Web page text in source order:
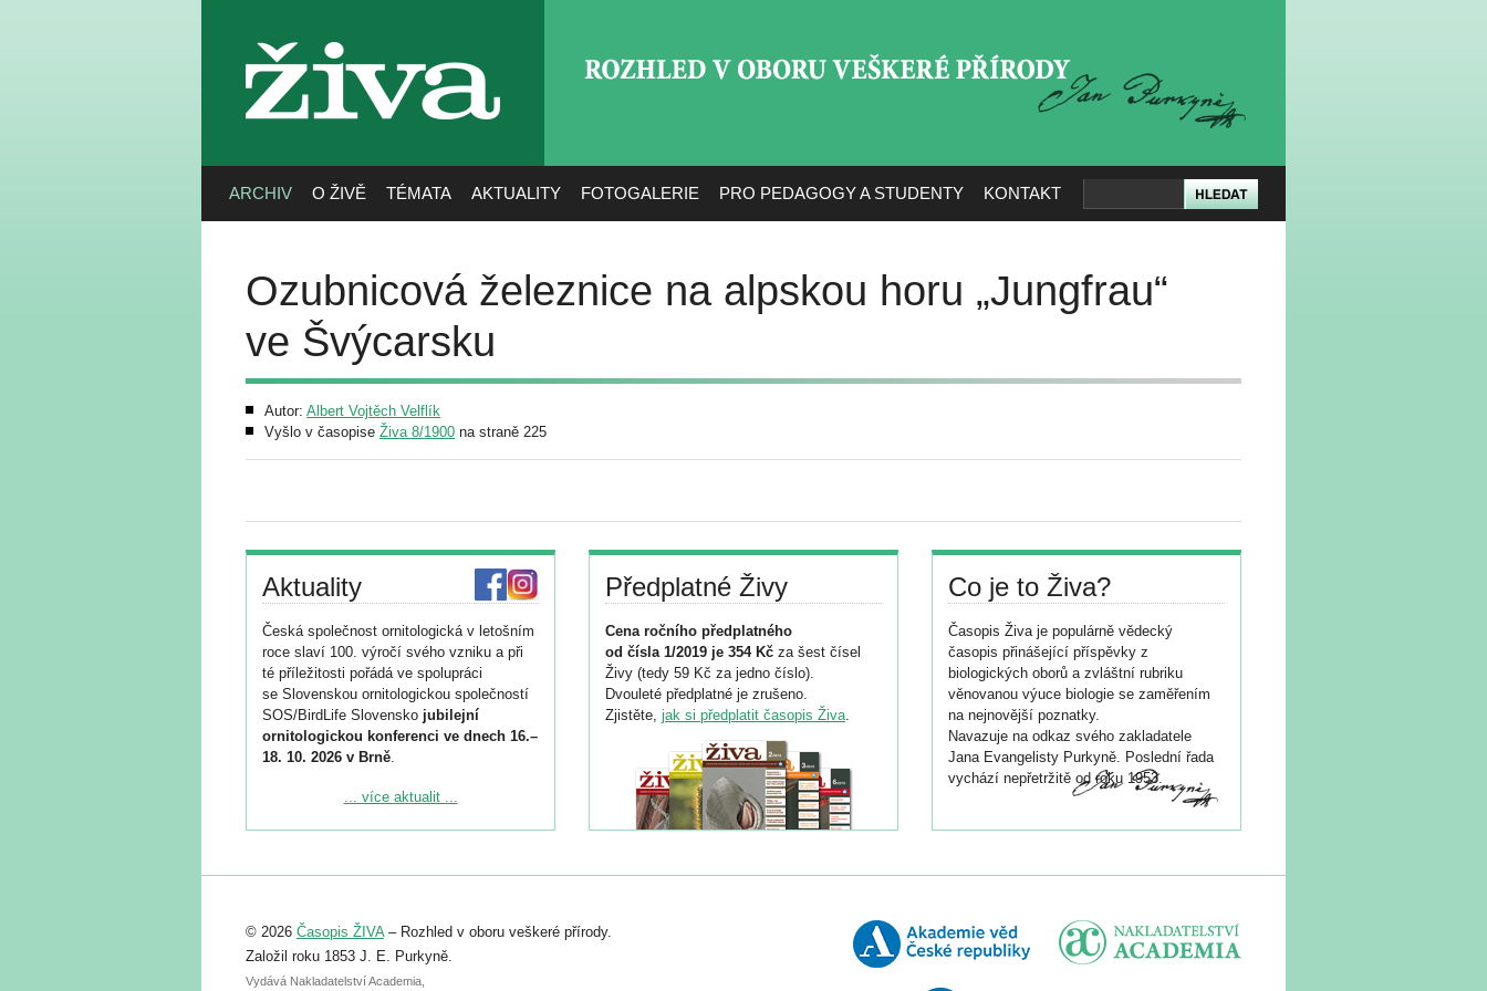
živa
ARCHIV O ŽIVĚ TÉMATA AKTUALITY FOTOGALERIE PRO PEDAGOGY A STUDENTY KONTAKT
Ozubnicová železnice na alpskou horu „Jungfrau“
ve Švýcarsku
Autor: Albert Vojtěch Velflík
Vyšlo v časopise Živa 8/1900 na straně 225
Aktuality
Česká společnost ornitologická v letošním
roce slaví 100. výročí svého vzniku a při
té příležitosti pořádá ve spolupráci
se Slovenskou ornitologickou společností
SOS/BirdLife Slovensko jubilejní
ornitologickou konferenci ve dnech 16.–
18. 10. 2026 v Brně.
Podrobnější informace ke konferenci
Registrovat se můžete do 6. září.
abstraktu přihlášené přednášky nebo
posteru je už 30. června.
... více aktualit ...
Předplatné Živy
Cena ročního předplatného
od čísla 1/2019 je 354 Kč za šest čísel
Živy (tedy 59 Kč za jedno číslo).
Dvouleté předplatné je zrušeno.
Zjistěte, jak si předplatit časopis Živa.
Co je to Živa?
Časopis Živa je populárně vědecký
časopis přinášející příspěvky z
biologických oborů a zvláštní rubriku
věnovanou výuce biologie se zaměřením
na nejnovější poznatky.
Navazuje na odkaz svého zakladatele
Jana Evangelisty Purkyně. Poslední řada
vychází nepřetržitě od roku 1953.
© 2026 Časopis ŽIVA– Rozhled v oboru veškeré přírody.
Založil roku 1853 J. E. Purkyně.
Vydává Nakladatelství Academia,